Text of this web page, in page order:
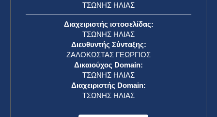
ΤΣΩΝΗΣ ΗΛΙΑΣ
Διαχειριστής ιστοσελίδας:
ΤΣΩΝΗΣ ΗΛΙΑΣ
Διευθυντής Σύνταξης:
ΖΑΛΟΚΩΣΤΑΣ ΓΕΩΡΓΙΟΣ
Δικαιούχος Domain:
ΤΣΩΝΗΣ ΗΛΙΑΣ
Διαχειριστής Domain:
ΤΣΩΝΗΣ ΗΛΙΑΣ